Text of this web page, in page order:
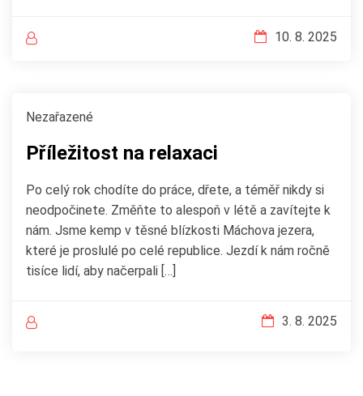
10. 8. 2025
Nezařazené
Příležitost na relaxaci
Po celý rok chodíte do práce, dřete, a téměř nikdy si
neodpočinete. Změňte to alespoň v létě a zavítejte k
nám. Jsme kemp v těsné blízkosti Máchova jezera,
které je proslulé po celé republice. Jezdí k nám ročně
tisíce lidí, aby načerpali […]
3. 8. 2025